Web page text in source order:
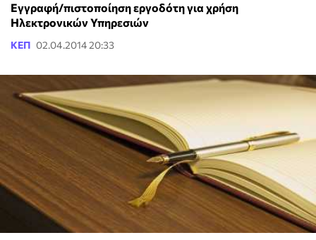
Εγγραφή/πιστοποίηση εργοδότη για χρήση
Ηλεκτρονικών Υπηρεσιών
ΚΕΠ 02.04.2014 20:33